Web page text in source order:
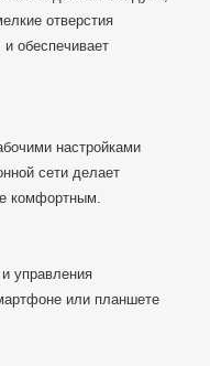
отверстия
обеспечивает
настройками
сети делает
комфортным.
управления
или планшете